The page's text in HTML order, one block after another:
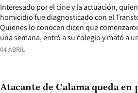
04 ABRIL
Interesado por el cine y la actuación,
homicidio fue diagnosticado con el
Quienes lo conocen dicen que
una semana, entró a su colegio y mató a
Atacante de Calama queda